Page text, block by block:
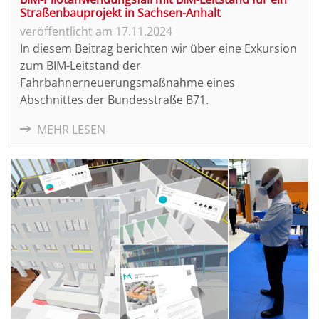
buildingSMART Data Dictionary (4)
GAIA-X (4)
3D-Punktwolke (3)
BIM-Koordinator(3)
BIM-Management(3)
Koordinationsmodell
Leistungsverzeichnis(3)
Level of Detail(3)
Level of Development (3)
Model View Definition (3)
Modellelement (3)
Process Maps
(3)
Model Checking(3)
AWF 7 Erstellung von Entwurfs- und Genehmigungsplänen(3)
Straßenbauprojekt in Sachsen-Anhalt
17.11.2024
In diesem Beitrag berichten wir über eine Exkursion
zum BIM-Leitstand der
Fahrbahnerneuerungsmaßnahme eines
Abschnittes der Bundesstraße B71.
MEHR LESEN